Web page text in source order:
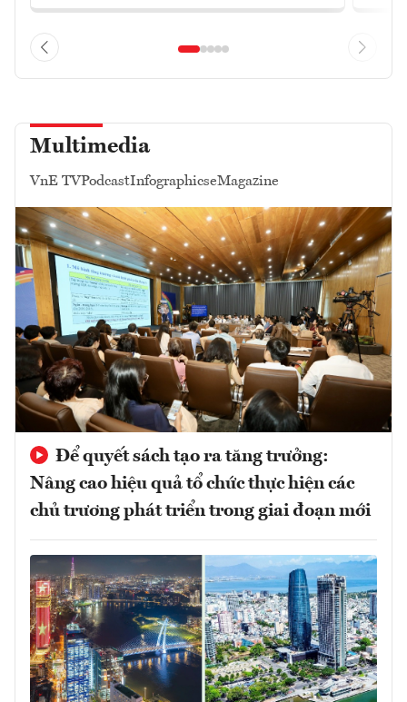
Multimedia
VnE TVPodcastInfographicseMagazine
Để quyết sách tạo ra tăng trưởng:
Nâng cao hiệu quả tổ chức thực hiện các
chủ trương phát triển trong giai đoạn mới